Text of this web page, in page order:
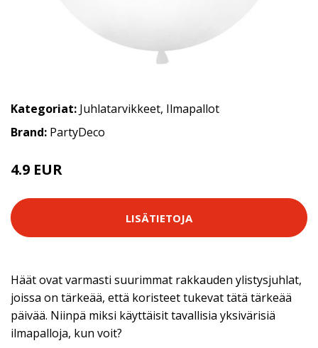
Kategoriat: Juhlatarvikkeet, Ilmapallot
Brand: PartyDeco
4.9 EUR
LISÄTIETOJA
Häät ovat varmasti suurimmat rakkauden ylistysjuhlat,
joissa on tärkeää, että koristeet tukevat tätä tärkeää
päivää. Niinpä miksi käyttäisit tavallisia yksivärisiä
ilmapalloja, kun voit?